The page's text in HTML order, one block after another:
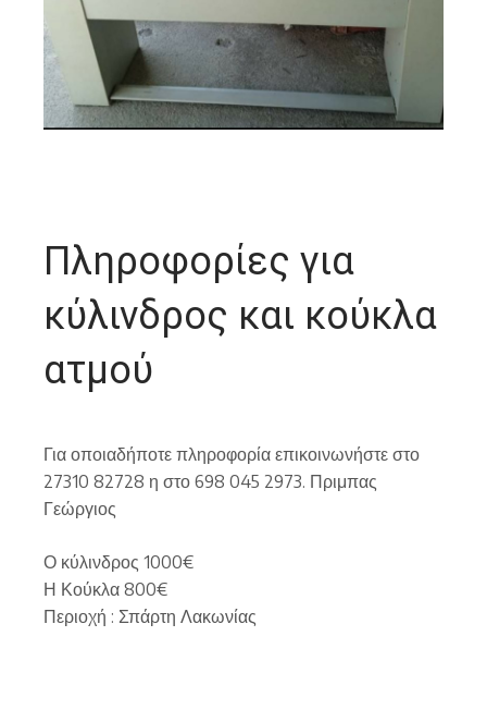
Πληροφορίες για
κύλινδρος και κούκλα
ατμού
Για οποιαδήποτε πληροφορία επικοινωνήστε στο
27310 82728 η στο 698 045 2973. Πριμπας
Γεώργιος
Ο κύλινδρος 1000€
Η Κούκλα 800€
Περιοχή : Σπάρτη Λακωνίας